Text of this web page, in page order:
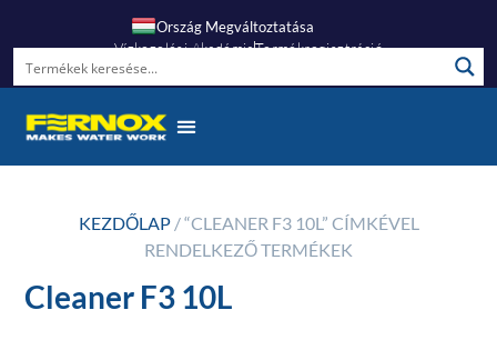
Ország Megváltoztatása
Vízkezelési AkadémiaTermékregisztráció
KEZDŐLAP/ “CLEANER F3 10L” CÍMKÉVEL
RENDELKEZŐ TERMÉKEK
Cleaner F3 10L